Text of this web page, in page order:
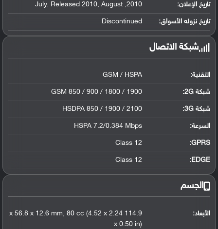
تاريخ الإعلان: 2010, July. Released 2010, August
تاريخ نزوله الأسواق: Discontinued
شبكة الاتصال
التقنية: GSM / HSPA
شبكة 2G: GSM 850 / 900 / 1800 / 1900
شبكة 3G :
HSDPA 850 / 1900 / 2100
السرعة: HSPA 7.2/0.384 Mbps
GPRS:
Class 12
EDGE:
Class 12
الجسم
الأبعاد:
114.9 x 56.8 x 12.6 mm, 80 cc (4.52 x 2.24
x 0.50 in)